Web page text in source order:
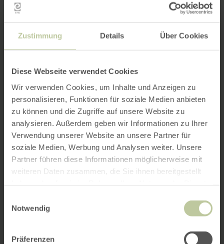
Zustimmung Details Über Cookies
Diese Webseite verwendet Cookies
Wir verwenden Cookies, um Inhalte und Anzeigen zu
personalisieren, Funktionen für soziale Medien anbieten
zu können und die Zugriffe auf unsere Website zu
analysieren. Außerdem geben wir Informationen zu Ihrer
Verwendung unserer Website an unsere Partner für
soziale Medien, Werbung und Analysen weiter. Unsere
Partner führen diese Informationen möglicherweise mit
weiteren Daten zusammen, die Sie ihnen bereitgestellt
Notwendig
Präferenzen